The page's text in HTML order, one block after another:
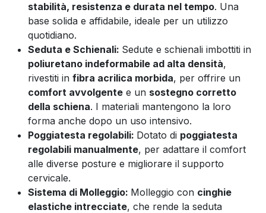
stabilità, resistenza e durata nel tempo. Una
base solida e affidabile, ideale per un utilizzo
quotidiano.
Seduta e Schienali: Sedute e schienali imbottiti in
poliuretano indeformabile ad alta densità,
rivestiti in fibra acrilica morbida, per offrire un
comfort avvolgente e un sostegno corretto
della schiena. I materiali mantengono la loro
forma anche dopo un uso intensivo.
Poggiatesta regolabili: Dotato di poggiatesta
regolabili manualmente, per adattare il comfort
alle diverse posture e migliorare il supporto
cervicale.
Sistema di Molleggio: Molleggio con cinghie
elastiche intrecciate, che rende la seduta